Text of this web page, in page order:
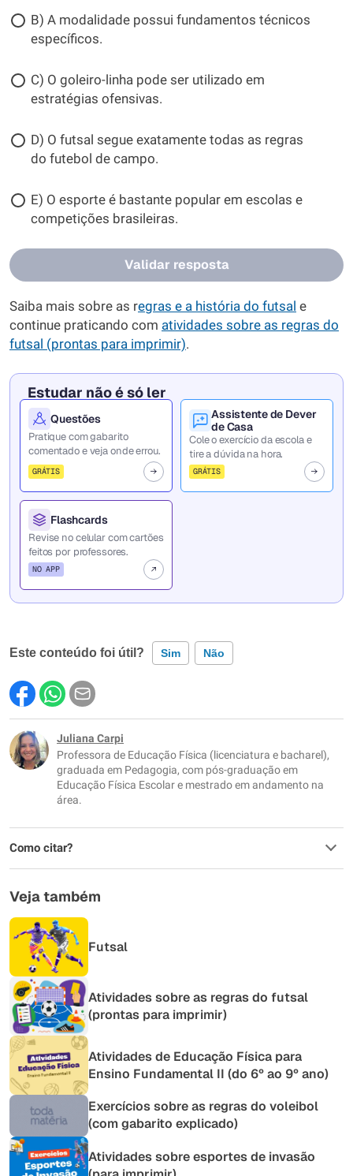
B) A modalidade possui fundamentos técnicos
específicos.
C) O goleiro-linha pode ser utilizado em
estratégias ofensivas.
D) O futsal segue exatamente todas as regras
do futebol de campo.
E) O esporte é bastante popular em escolas e
competições brasileiras.
Validar resposta
Saiba mais sobre as regras e a história do futsal e
continue praticando com atividades sobre as regras do
futsal (prontas para imprimir).
Estudar não é só ler
Questões
Pratique com gabarito
comentado e veja onde errou.
GRÁTIS
Assistente de Dever
de Casa
Cole o exercício da escola e
tire a dúvida na hora.
GRÁTIS
Flashcards
Revise no celular com cartões
feitos por professores.
NO APP
Este conteúdo foi útil? Sim Não
Este conteúdo contém informação incorreta
Este conteúdo não tem a informação que procuro
Outro
Juliana Carpi
Professora de Educação Física (licenciatura e bacharel),
graduada em Pedagogia, com pós-graduação em
Educação Física Escolar e mestrado em andamento na
área.
Como citar?
Veja também
Futsal
Atividades sobre as regras do futsal
(prontas para imprimir)
Atividades de Educação Física para
Ensino Fundamental II (do 6º ao 9º ano)
Exercícios sobre as regras do voleibol
(com gabarito explicado)
Atividades sobre esportes de invasão